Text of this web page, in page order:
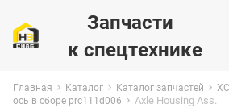
Запчасти
к спецтехнике
Главная Каталог Каталог запчастей
ось в сборе prc111d006
Axle Housing Ass.